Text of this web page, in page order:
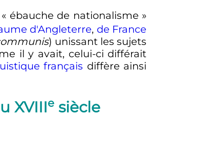
« ébauche de nationalisme »
d'Angleterre, de France
) unissant les sujets
il y avait, celui-ci différait
français diffère ainsi
XVIIIe siècle